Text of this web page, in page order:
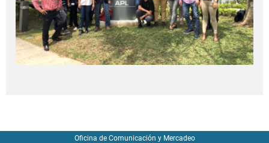
Oficina de Comunicación y Mercadeo